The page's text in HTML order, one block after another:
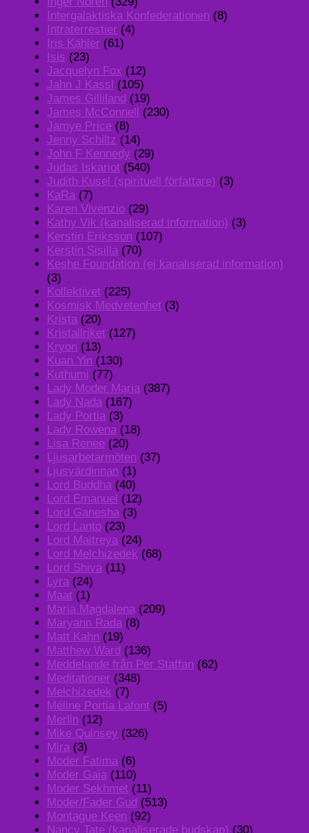
Intergalaktiska Konfederationen (8)
Intraterrestier (4)
Iris Kähler (61)
Isis (23)
Jacquelyn Fox (12)
Jahn J Kassl (105)
James Gilliland (19)
James McConnell (230)
Jamye Price (8)
Jenny Schiltz (14)
John F Kennedy (29)
Judas Iskariot (540)
Judith Kusel (spirituell författare) (3)
KaRa (7)
Karen Vivenzio (29)
Kathy Vik (kanaliserad information) (3)
Kerstin Eriksson (107)
Kerstin Sisilla (70)
Keshe Foundation (ej kanaliserad information)
(3)
Kollektivet (225)
Kosmisk Medvetenhet (3)
Krista (20)
Kristallriket (127)
Kryon (13)
Kuan Yin (130)
Kuthumi (77)
Lady Moder Maria (387)
Lady Nada (167)
Lady Portia (3)
Lady Rowena (18)
Lisa Renee (20)
Ljusarbetarmöten (37)
Ljusvärdinnan (1)
Lord Buddha (40)
Lord Emanuel (12)
Lord Ganesha (3)
Lord Lanto (23)
Lord Maitreya (24)
Lord Melchizedek (68)
Lord Shiva (11)
Lyra (24)
Maat (1)
Maria Magdalena (209)
Maryann Rada (8)
Matt Kahn (19)
Matthew Ward (136)
Meddelande från Per Staffan (62)
Meditationer (348)
Melchizedek (7)
Méline Portia Lafont (5)
Merlin (12)
Mike Quinsey (326)
Mira (3)
Moder Fatima (6)
Moder Gaia (110)
Moder Sekhmet (11)
Moder/Fader Gud (513)
Montague Keen (92)
Nancy Tate (kanaliserade budskap) (30)